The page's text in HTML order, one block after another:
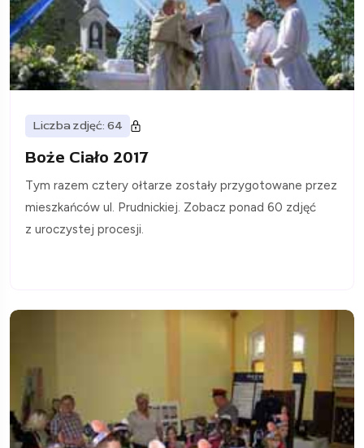
Liczba zdjęć: 64
Boże Ciało 2017
Tym razem cztery ołtarze zostały przygotowane przez
mieszkańców ul. Prudnickiej. Zobacz ponad 60 zdjęć
z uroczystej procesji.